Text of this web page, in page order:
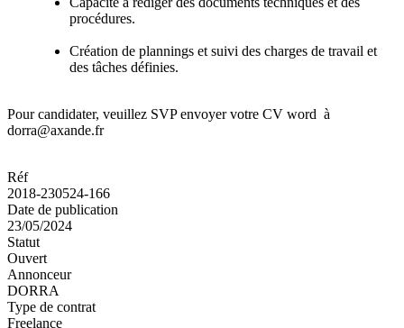
procédures.
Création de plannings et suivi des charges de travail et
des tâches définies.
Pour candidater, veuillez SVP envoyer votre CV word à
dorra@axande.fr
Réf
2018-230524-166
Date de publication
23/05/2024
Statut
Ouvert
Annonceur
DORRA
Type de contrat
Freelance